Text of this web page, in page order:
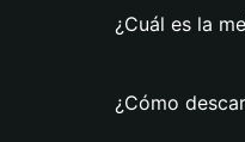
¿Cuál es la
¿Cómo